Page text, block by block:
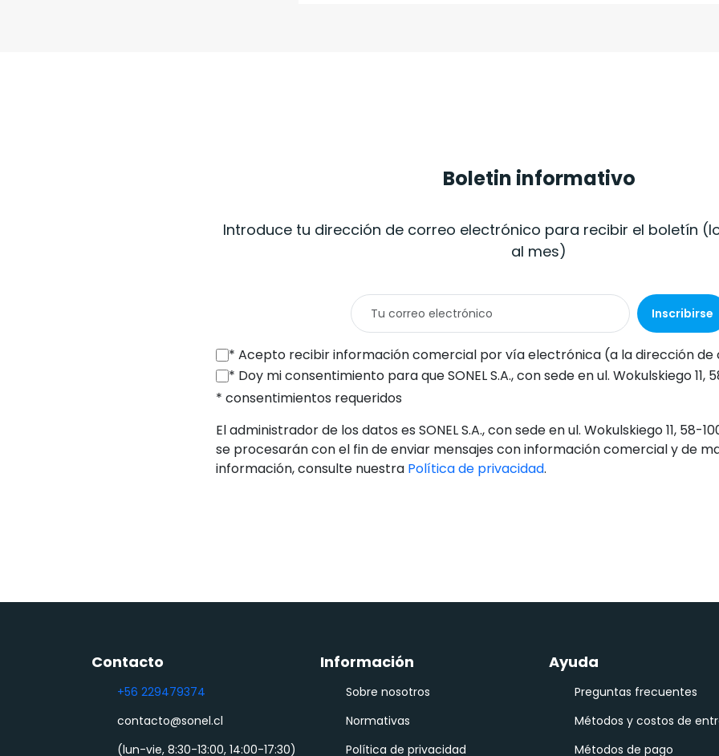
Boletin informativo
Introduce tu dirección de correo electrónico para recibir el boletín
al mes)
Inscribirse
* Acepto recibir información comercial por vía electrónica (a la dirección de correo electrónico indicada) de SONEL S.A., con sede en ul. Wokulskiego 11, 58-100 Świdnica, con fines de marketing, de conformidad con el artículo 398 de la Ley de 12 de julio de
* Doy mi consentimiento para que SONEL S.A., con sede en ul. Wokulskiego 11, 58-100 Świdnica, procese mis datos personales (dirección de correo electrónico) con el fin de enviarme un boletín informativo con información comercial y de marketing, de conformidad con el artículo 6, apartado
* consentimientos requeridos
El administrador de los datos es SONEL S.A., con sede en ul. Wokulskiego 11, 58-
se procesarán con el fin de enviar mensajes con información comercial y de
información, consulte nuestra Política de privacidad.
Contacto
+56 229479374
contacto@sonel.cl
(lun-vie, 8:30-13:00, 14:00-17:30)
Información
Sobre nosotros
Normativas
Política de privacidad
Ayuda
Preguntas frecuentes
Métodos y costos de
Métodos de pago